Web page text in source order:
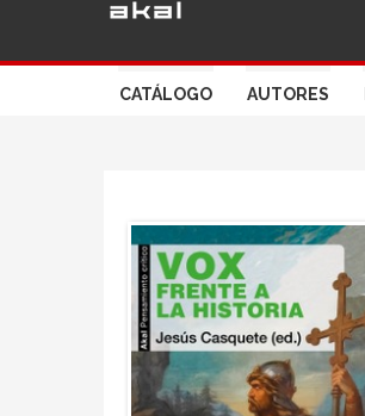
CATÁLOGO AUTORES